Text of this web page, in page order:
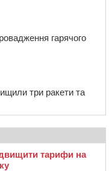
гарячого
три ракети та
тарифи на